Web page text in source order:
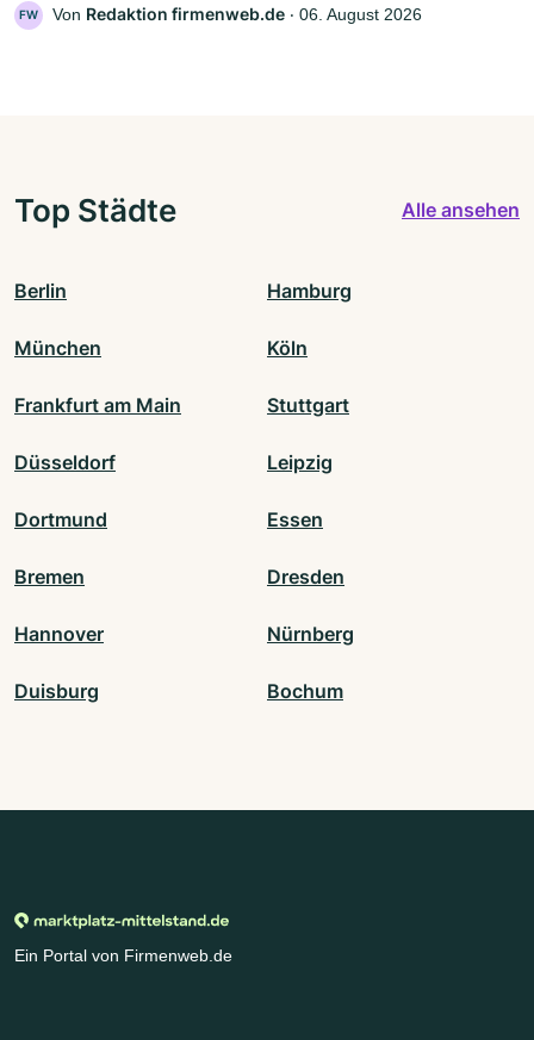
FW Von Redaktion firmenweb.de ‧ 06. August 2026
Top Städte Alle ansehen
Berlin Hamburg
München Köln
Frankfurt am Main Stuttgart
Düsseldorf Leipzig
Dortmund Essen
Bremen Dresden
Hannover Nürnberg
Duisburg Bochum
Ein Portal von Firmenweb.de